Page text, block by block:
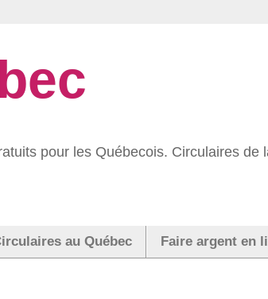
pour les Québecois. Circulaires de
au Québec Faire argent en